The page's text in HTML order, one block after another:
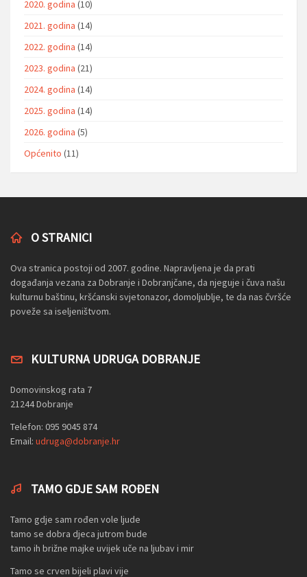
2020. godina (10)
2021. godina (14)
2022. godina (14)
2023. godina (21)
2024. godina (14)
2025. godina (14)
2026. godina (5)
Općenito (11)
O STRANICI
Ova stranica postoji od 2007. godine. Napravljena je da prati
događanja vezana za Dobranje i Dobranjčane, da njeguje i čuva našu
kulturnu baštinu, kršćanski svjetonazor, domoljublje, te da nas čvršće
poveže sa iseljeništvom.
KULTURNA UDRUGA DOBRANJE
Domovinskog rata 7
21244 Dobranje
Telefon: 095 9045 874
Email: udruga@dobranje.hr
TAMO GDJE SAM ROĐEN
Tamo gdje sam rođen vole ljude
tamo se dobra djeca jutrom bude
tamo ih brižne majke uvijek uče na ljubav i mir
Tamo se crven bijeli plavi vije